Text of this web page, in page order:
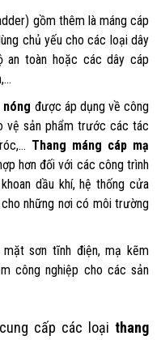
gồm thêm là máng cáp
chủ yếu cho các loại dây
an toàn hoặc các dây cáp
nóng được áp dụng về công
vệ sản phẩm trước các tác
Thang máng cáp mạ
hơn đối với các công trình
dầu khí, hệ thống cửa
những nơi có môi trường
sơn tĩnh điện, mạ kẽm
công nghiệp cho các sản
cấp các loại thang